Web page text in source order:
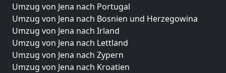
Umzug von Jena nach Portugal
Umzug von Jena nach Bosnien und Herzegowina
Umzug von Jena nach Irland
Umzug von Jena nach Lettland
Umzug von Jena nach Zypern
Umzug von Jena nach Kroatien